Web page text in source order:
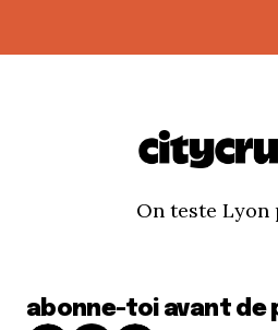
On teste
abonne-toi avant de